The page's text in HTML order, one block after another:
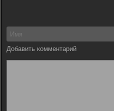
Добавить комментарий